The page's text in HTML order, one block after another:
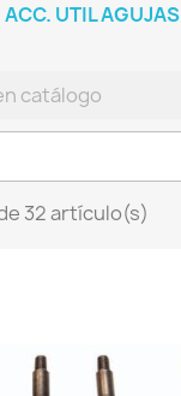
ACC. UTIL AGUJAS
32 artículo(s)